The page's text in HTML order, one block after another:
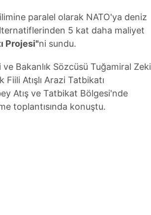
paralel olarak NATO'ya deniz
5 kat daha maliyet
Projesi"ni sundu.
Bakanlık Sözcüsü Tuğamiral Zeki
Atışlı Arazi Tatbikatı
Atış ve Tatbikat Bölgesi'nde
toplantısında konuştu.